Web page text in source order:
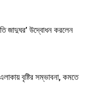
জাদুঘর’ উদ্বোধন করলেন
বৃষ্টির সম্ভাবনা, কমতে